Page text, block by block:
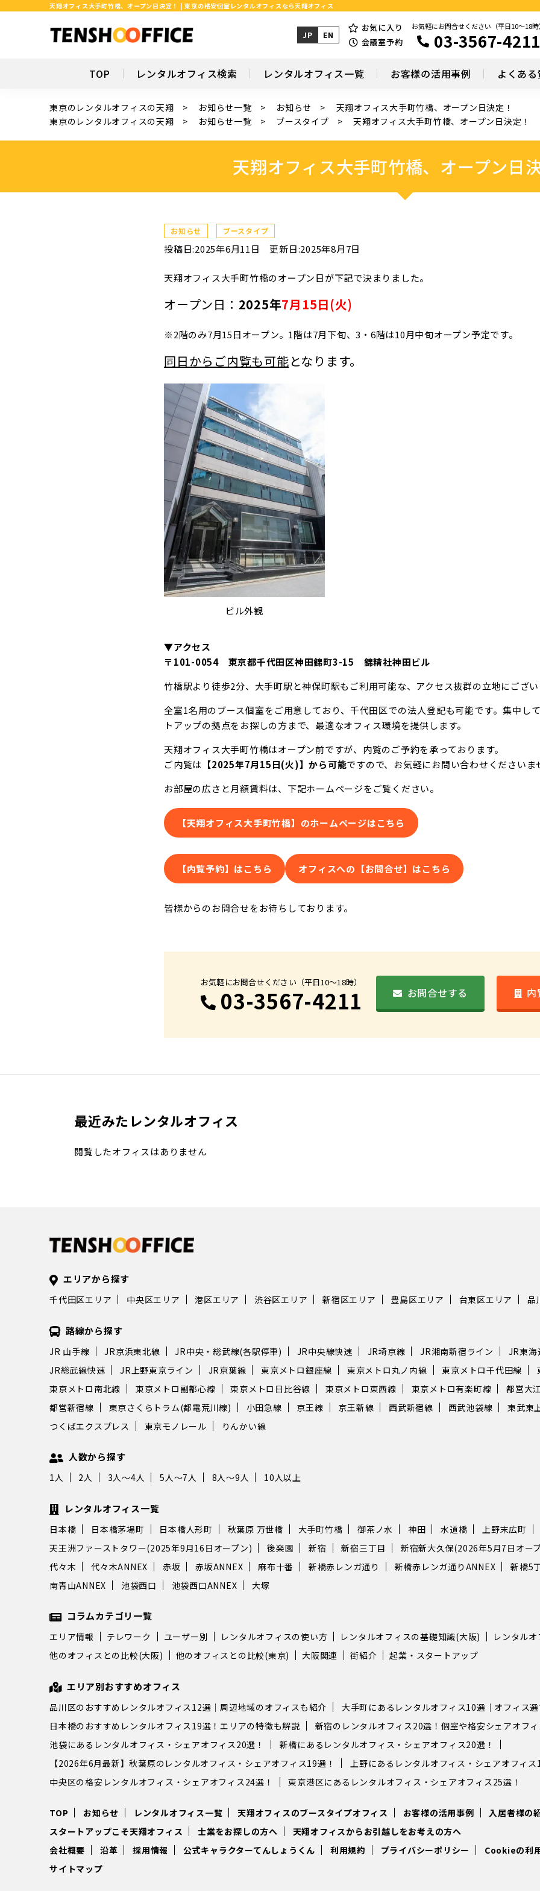
天翔オフィス大手町竹橋、オープン日決定！ | 東京の格安個室レンタルオフィスなら天翔オフィス
JP EN
お気に入り
会議室予約
お気軽にお問合せください（平日10～18時
03-3567-4211
TOP レンタルオフィス検索 レンタルオフィス一覧 お客様の活用事例 よくあ
東京のレンタルオフィスの天翔 お知らせ一覧 お知らせ
天翔オフィス大手町竹橋、オープン日決定！
東京のレンタルオフィスの天翔
お知らせ一覧 ブースタイプ 天翔オフィス大手町竹橋、オープン日決定！
天翔オフィス大手町竹橋、オープン日
お知らせ ブースタイプ
投稿日:2025年6月11日更新日:2025年8月7日
天翔オフィス大手町竹橋のオープン日が下記で決まりました。
オープン日： 2025年7月15日(火)
※2階のみ7月15日オープン。1階は7月下旬、3・6階は10月中旬オープン予定です。
同日からご内覧も可能となります。
ビル外観
▼アクセス
〒101-0054 東京都千代田区神田錦町3-15 錦精社神田ビル
竹橋駅より徒歩2分、大手町駅と神保町駅もご利用可能な、アクセス抜群の立地にござい
全室1名用のブース個室をご用意しており、千代田区での法人登記も可能です。集中し
トアップの拠点をお探しの方まで、最適なオフィス環境を提供します。
天翔オフィス大手町竹橋はオープン前ですが、内覧のご予約を承っております。
ご内覧は 【2025年7月15日(火)】から可能ですので、お気軽にお問い合わせくださいま
お部屋の広さと月額賃料は、下記ホームページをご覧ください。
【天翔オフィス大手町竹橋】のホームページはこちら
【内覧予約】はこちら オフィスへの【お問合せ】はこちら
皆様からのお問合せをお待ちしております。
お気軽にお問合せください（平日10〜18時）
03-3567-4211 お問合せする 内
最近みたレンタルオフィス
閲覧したオフィスはありません
エリアから探す
千代田区エリア 中央区エリア 港区エリア 渋谷区エリア 新宿区エリア 豊島区エリア 台東区エリア 品
路線から探す
JR 山手線 JR京浜東北線 JR中央・総武線(各駅停車) JR中央線快速 JR埼京線 JR湘南新宿ライン JR東海
JR総武線快速
JR上野東京ライン JR京葉線 東京メトロ銀座線 東京メトロ丸ノ内線 東京メトロ千代田線
東京メトロ南北線
東京メトロ副都心線 東京メトロ日比谷線 東京メトロ東西線 東京メトロ有楽町線 都営大
都営新宿線
東京さくらトラム(都電荒川線) 小田急線 京王線 京王新線 西武新宿線 西武池袋線 東武東
つくばエクスプレス
東京モノレール りんかい線
人数から探す
1人 2人 3人～4人 5人～7人 8人～9人 10人以上
レンタルオフィス一覧
日本橋 日本橋茅場町 日本橋人形町 秋葉原 万世橋 大手町竹橋 御茶ノ水 神田 水道橋
上野末広町
天王洲ファーストタワー(2025年9月16日オープン)
後楽園 新宿 新宿三丁目 新宿新大久保(2026年5月7日オー
代々木
代々木ANNEX 赤坂 赤坂ANNEX 麻布十番 新橋赤レンガ通り 新橋赤レンガ通りANNEX 新橋5
南青山ANNEX
池袋西口 池袋西口ANNEX 大塚
コラムカテゴリ一覧
エリア情報 テレワーク ユーザー別 レンタルオフィスの使い方 レンタルオフィスの基礎知識(大阪)
レンタル
他のオフィスとの比較(大阪)
他のオフィスとの比較(東京) 大阪関連 街紹介 起業・スタートアップ
エリア別おすすめオフィス
品川区のおすすめレンタルオフィス12選｜周辺地域のオフィスも紹介
大手町にあるレンタルオフィス10選｜オフィス
日本橋のおすすめレンタルオフィス19選！エリアの特徴も解説
新宿のレンタルオフィス20選！個室や格安シェアオフィ
池袋にあるレンタルオフィス・シェアオフィス20選！
新橋にあるレンタルオフィス・シェアオフィス20選！
【2026年6月最新】秋葉原のレンタルオフィス・シェアオフィス19選！
上野にあるレンタルオフィス・シェアオフィス
中央区の格安レンタルオフィス・シェアオフィス24選！
東京港区にあるレンタルオフィス・シェアオフィス25選！
TOP お知らせ レンタルオフィス一覧 天翔オフィスのブースタイプオフィス お客様の活用事例
入居者様の
スタートアップこそ天翔オフィス
士業をお探しの方へ
天翔オフィスからお引越しをお考えの方へ
会社概要
沿革 採用情報 公式キャラクターてんしょうくん 利用規約 プライバシーポリシー
Cookieの利
サイトマップ